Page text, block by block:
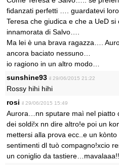
fidanzati perfetti …. guardatevi
Teresa che giudica e che a UeD
innamorata di Salvo….
Ma lei è una brava ragazza….
ancora baciato nessuno…
io ragiono in un altro modo…
sunshine93 il 29/06/2015 21:22
Rossy hihi hihi
rosi il 29/06/2015 15:49
Aurora…nn sputare maì nel piatto
dei soldi!x nn dire altro!e poi un
mettersi alla prova ecc..e un
sentimenti dl tuò compagno!xcio
un coniglio da